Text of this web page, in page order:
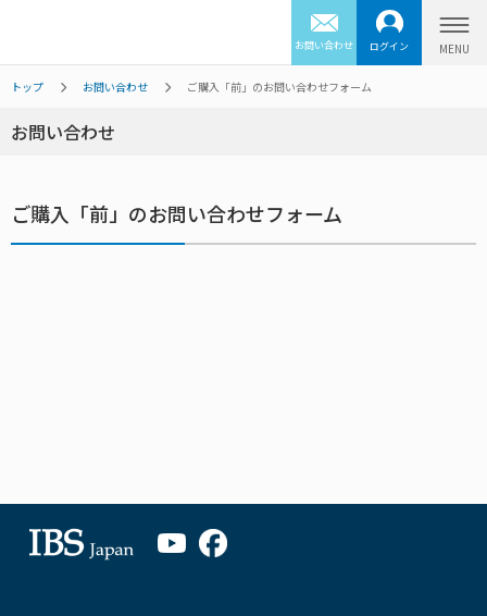
お問い合わせ ログイン
トップ お問い合わせ ご購入「前」のお問い合わせフォーム
お問い合わせ
ご購入「前」のお問い合わせフォーム